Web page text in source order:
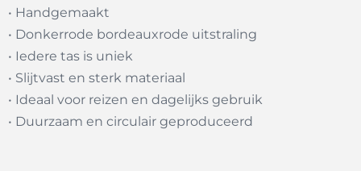
• Handgemaakt
• Donkerrode bordeauxrode uitstraling
• Iedere tas is uniek
• Slijtvast en sterk materiaal
• Ideaal voor reizen en dagelijks gebruik
• Duurzaam en circulair geproduceerd